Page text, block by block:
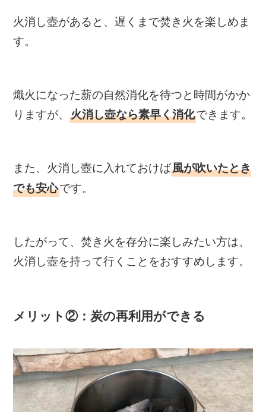
火消し壺があると、遅くまで焚き火を楽しめま
す。
熾火になった薪の自然消化を待つと時間がかか
りますが、火消し壺なら素早く消化できます。
また、火消し壺に入れておけば風が吹いたとき
でも安心です。
したがって、焚き火を存分に楽しみたい方は、
火消し壺を持って行くことをおすすめします。
メリット②：炭の再利用ができる